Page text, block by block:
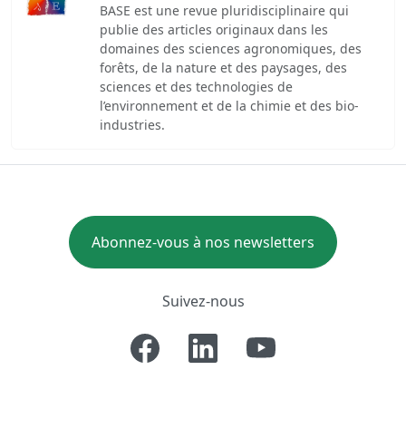
BASE est une revue pluridisciplinaire qui
publie des articles originaux dans les
domaines des sciences agronomiques, des
forêts, de la nature et des paysages, des
sciences et des technologies de
l’environnement et de la chimie et des bio-
industries.
Abonnez-vous à nos newsletters
Suivez-nous